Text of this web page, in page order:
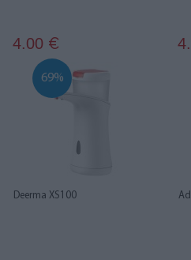
4.00 €
Deerma XS100
69%